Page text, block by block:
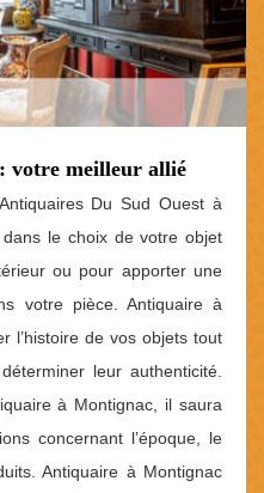
votre meilleur allié
Du Sud Ouest à
le choix de votre objet
ou pour apporter une
votre pièce. Antiquaire à
l’histoire de vos objets tout
leur authenticité.
à Montignac, il saura
concernant l’époque, le
Antiquaire à Montignac